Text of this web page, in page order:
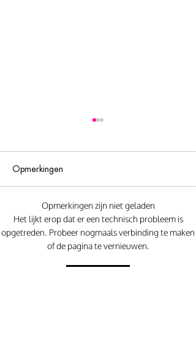
Jan Hagel koekjes alsof je
ze bij de bakker hebt
gehaald
Opmerkingen
Opmerkingen zijn niet geladen
Het lijkt erop dat er een technisch probleem is
opgetreden. Probeer nogmaals verbinding te maken
of de pagina te vernieuwen.